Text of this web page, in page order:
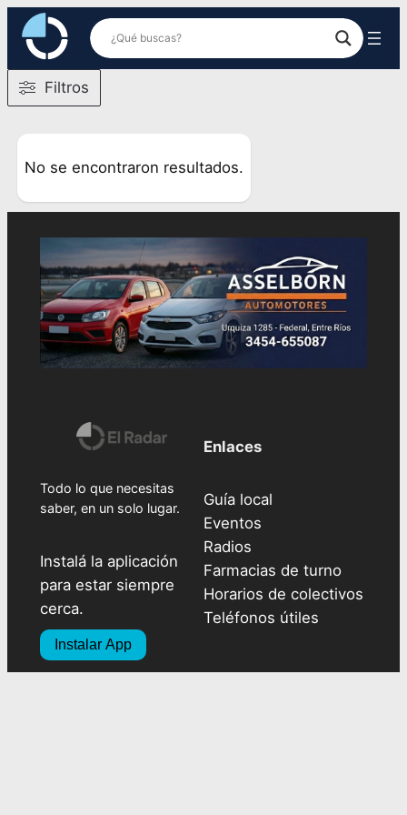
Saltar
contenido
Filtros
No se encontraron resultados.
Todo lo que necesitas
saber, en un solo lugar.
Instalá la aplicación
para estar siempre
cerca.
Instalar App
Enlaces
Guía local
Eventos
Radios
Farmacias de turno
Horarios de colectivos
Teléfonos útiles